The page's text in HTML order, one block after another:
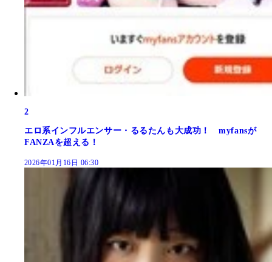
2
エロ系インフルエンサー・るるたんも大成功！ myfansが
FANZAを超える！
2026年01月16日 06:30